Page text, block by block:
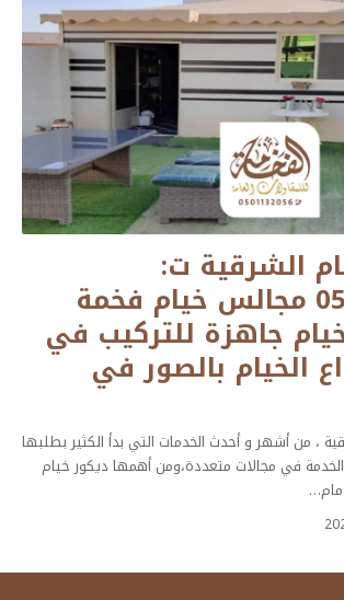
الشرقية ت:
0501132056 مجالس خيام فخمة
جاهزة للتركيب في
الخيام بالصور في
، من أشهر و أحدث الخدمات التي بدأ الكثير بطلبها
في مجالات متعددة،ومن أهمها ديكور خيام
…